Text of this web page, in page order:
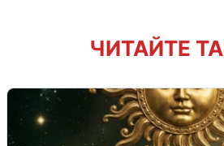
ЧИТАЙТЕ